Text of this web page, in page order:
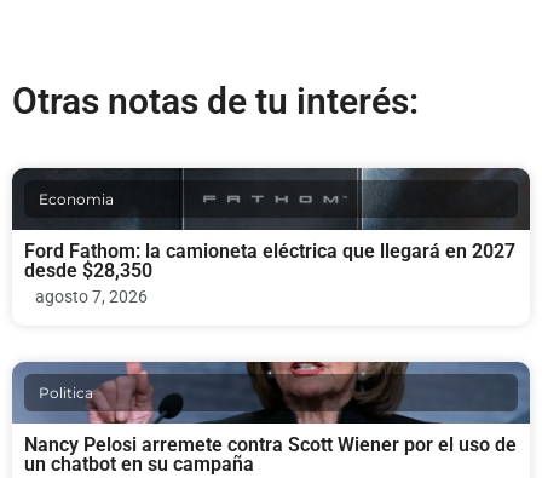
Otras notas de tu interés:
Economia
Ford Fathom: la camioneta eléctrica que llegará en 2027
desde $28,350
agosto 7, 2026
Politica
Nancy Pelosi arremete contra Scott Wiener por el uso de
un chatbot en su campaña